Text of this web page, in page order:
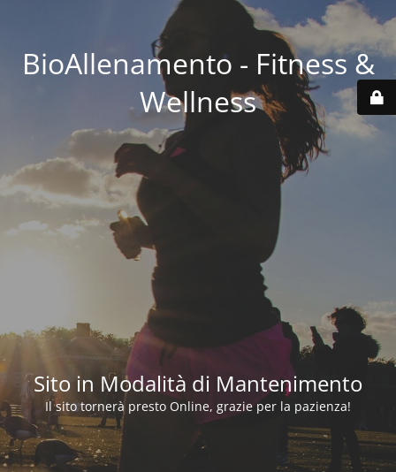
BioAllenamento - Fitness &
Wellness
Sito in Modalità di Mantenimento
Il sito tornerà presto Online, grazie per la pazienza!